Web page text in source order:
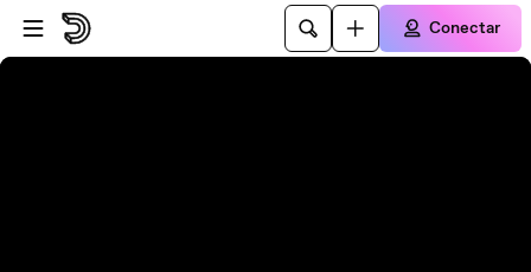
Pular para o player
Ir para o conteúdo principal
Conectar